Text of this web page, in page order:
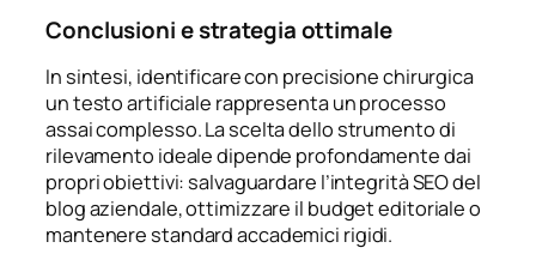
Conclusioni e strategia ottimale
In sintesi, identificare con precisione chirurgica
un testo artificiale rappresenta un processo
assai complesso. La scelta dello strumento di
rilevamento ideale dipende profondamente dai
propri obiettivi: salvaguardare l’integrità SEO del
blog aziendale, ottimizzare il budget editoriale o
mantenere standard accademici rigidi.